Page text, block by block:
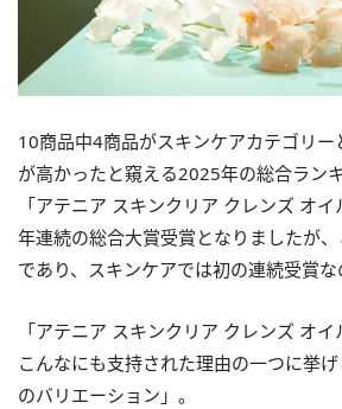
10商品中4商品がスキンケアカテゴリー
が高かったと窺える2025年の総合ラン
「アテニア スキンクリア クレンズ オ
年連続の総合大賞受賞となりましたが
であり、スキンケアでは初の連続受賞な
「アテニア スキンクリア クレンズ オ
こんなにも支持された理由の一つに挙
のバリエーション」。